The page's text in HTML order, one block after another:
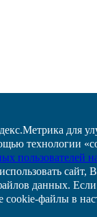
для
технологии
пользователей
сайт,
данных.
файлы в